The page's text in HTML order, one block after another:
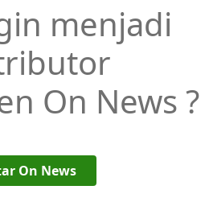
menjadi
On News ?
On News